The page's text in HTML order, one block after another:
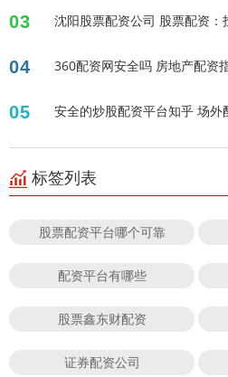
03 沈阳股票配资公司 股票配资
04 360配资网安全吗 房地产配资
05 安全的炒股配资平台知乎 场
标签列表
股票配资平台哪个可靠
配资平台有哪些
股票鑫东财配资
证券配资公司